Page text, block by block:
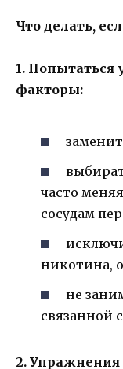
Что делать,
1. Попытаться
факторы:
часто
сосудам
никотина,
не
связанной
2.